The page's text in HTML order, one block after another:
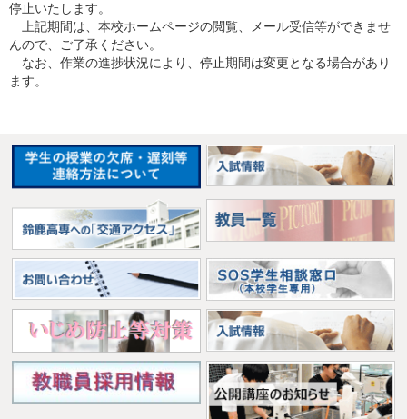
停止いたします。
上記期間は、本校ホームページの閲覧、メール受信等ができませ
んので、ご了承ください。
なお、作業の進捗状況により、停止期間は変更となる場合があり
ます。